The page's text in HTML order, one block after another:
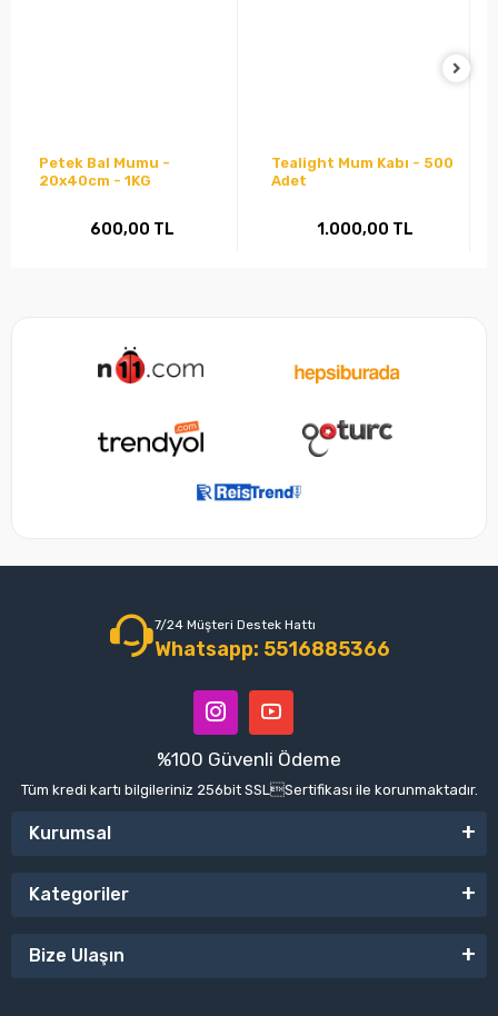
Petek Bal Mumu -
20x40cm - 1KG
600,00 TL
Tealight Mum Kabı - 500
Adet
1.000,00 TL
7/24 Müşteri Destek Hattı
Whatsapp: 5516885366
%100 Güvenli Ödeme
Tüm kredi kartı bilgileriniz 256bit SSLSertifikası ile korunmaktadır.
Kurumsal
Kategoriler
Bize Ulaşın